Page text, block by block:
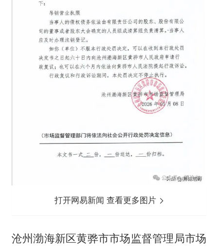
打开网易新闻 查看更多图片
沧州渤海新区黄骅市市场监督管理局市场